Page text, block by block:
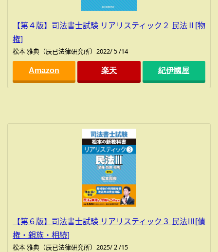
【第４版】司法書士試験 リアリスティック２ 民法Ⅱ[物
権]
松本 雅典（辰已法律研究所）2022/５/14
Amazon 楽天 紀伊國屋
【第６版】司法書士試験 リアリスティック３ 民法Ⅲ[債
権・親族・相続]
松本 雅典（辰已法律研究所）2025/２/15